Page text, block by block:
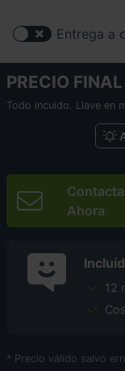
Entrega a
PRECIO FINAL
Todo incuido. Llave en
Ahora
12
* Precio válido salvo